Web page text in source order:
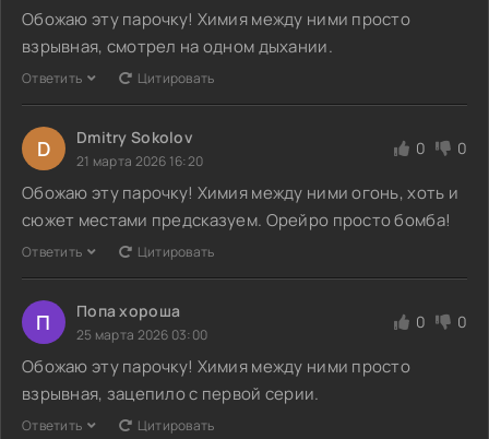
Обожаю эту парочку! Химия между ними просто
взрывная, смотрел на одном дыхании.
Ответить Цитировать
D Dmitry Sokolov
21 марта 2026 16:20
0 0
Обожаю эту парочку! Химия между ними огонь, хоть и
сюжет местами предсказуем. Орейро просто бомба!
Ответить Цитировать
П Попа хороша
25 марта 2026 03:00
0 0
Обожаю эту парочку! Химия между ними просто
взрывная, зацепило с первой серии.
Ответить Цитировать